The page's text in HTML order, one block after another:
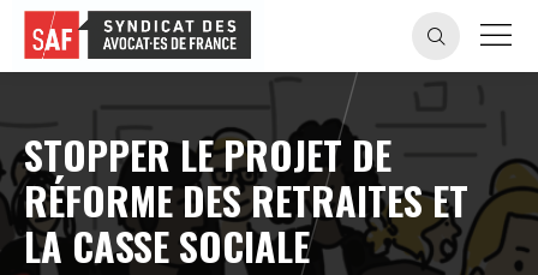
STOPPER LE PROJET DE
RÉFORME DES RETRAITES ET
LA CASSE SOCIALE